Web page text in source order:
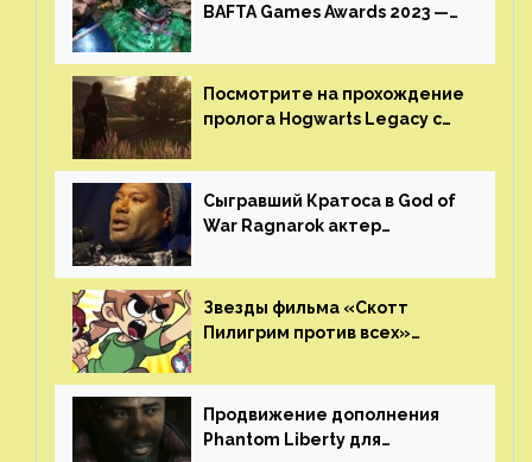
BAFTA Games Awards 2023 —
получила шесть наград
Посмотрите на прохождение
пролога Hogwarts Legacy с
GamesVoice показала первые
результаты своего труда
Сыгравший Кратоса в God of
War Ragnarok актер
игроков прекратить
консольные войны
Звезды фильма «Скотт
Пилигрим против всех»
аниме от Netflix
Продвижение дополнения
Phantom Liberty для